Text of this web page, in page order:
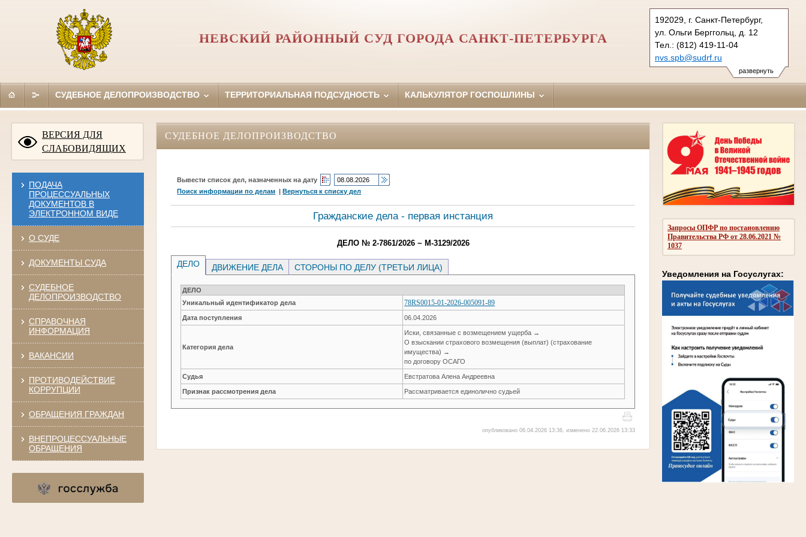
развернуть
192029, г. Санкт-Петербург,
ул. Ольги Берггольц, д. 12
Тел.: (812) 419-11-04
nvs.spb@sudrf.ru
НЕВСКИЙ РАЙОННЫЙ СУД ГОРОДА САНКТ-ПЕТЕРБУРГА
СУДЕБНОЕ ДЕЛОПРОИЗВОДСТВО ТЕРРИТОРИАЛЬНАЯ ПОДСУДНОСТЬ КАЛЬКУЛЯТОР ГОСПОШЛИНЫ
ВЕРСИЯ ДЛЯ
СЛАБОВИДЯЩИХ
ПОДАЧА
ПРОЦЕССУАЛЬНЫХ
ДОКУМЕНТОВ В
ЭЛЕКТРОННОМ ВИДЕ
О СУДЕ
ДОКУМЕНТЫ СУДА
СУДЕБНОЕ
ДЕЛОПРОИЗВОДСТВО
СПРАВОЧНАЯ
ИНФОРМАЦИЯ
ВАКАНСИИ
ПРОТИВОДЕЙСТВИЕ
КОРРУПЦИИ
ОБРАЩЕНИЯ ГРАЖДАН
ВНЕПРОЦЕССУАЛЬНЫЕ
ОБРАЩЕНИЯ
Запросы ОПФР по постановлению
Правительства РФ от 28.06.2021 №
1037
Уведомления на Госуслугах:
СУДЕБНОЕ ДЕЛОПРОИЗВОДСТВО
Вывести список дел, назначенных на дату
Поиск информации по делам |Вернуться к списку дел
Гражданские дела - первая инстанция
ДЕЛО № 2-7861/2026 ~ М-3129/2026
ДЕЛО ДВИЖЕНИЕ ДЕЛА СТОРОНЫ ПО ДЕЛУ (ТРЕТЬИ ЛИЦА)
ДЕЛО
Уникальный идентификатор дела
78RS0015-01-2026-005091-89
Дата поступления 06.04.2026
Категория дела
Иски, связанные с возмещением ущерба →
О взыскании страхового возмещения (выплат) (страхование
имущества) →
по договору ОСАГО
Судья Евстратова Алена Андреевна
Признак рассмотрения дела Рассматривается единолично судьей
опубликовано 06.04.2026 13:36, изменено 22.06.2026 13:33